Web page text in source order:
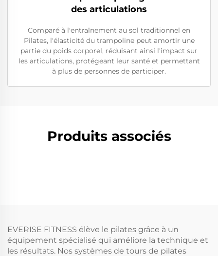
des articulations
Comparé à l'entraînement au sol traditionnel en
Pilates, l'élasticité du trampoline peut amortir une
partie du poids corporel, réduisant ainsi l'impact sur
les articulations, protégeant leur santé et permettant
à plus de personnes de participer.
Produits associés
EVERISE FITNESS élève le pilates grâce à un
équipement spécialisé qui améliore la technique et
les résultats. Nos systèmes de tours de pilates